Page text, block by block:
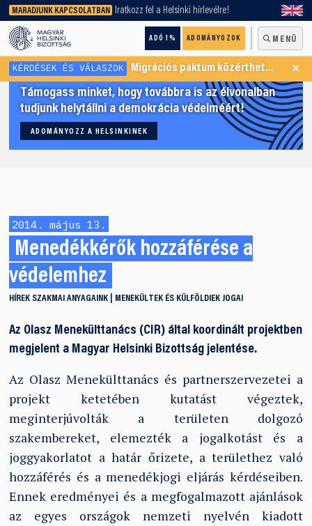
MARADJUNK KAPCSOLATBAN Iratkozz fel a Helsinki hírlevélre!
ADÓ 1% ADOMÁNYOZOK MENÜ
keresőnket!
KÉRDÉSEK ÉS VÁLASZOK Migrációs paktum közérthetően ×
Támogass minket, hogy továbbra is az élvonalban
tudjunk helytállni a demokrácia védelméért!
ADOMÁNYOZZ A HELSINKINEK
2014. május 13.
Menedékkérők hozzáférése a
védelemhez
HÍREK SZAKMAI ANYAGAINK MENEKÜLTEK ÉS KÜLFÖLDIEK JOGAI
Az Olasz Menekülttanács (CIR) által koordinált projektben
megjelent a Magyar Helsinki Bizottság jelentése.
Az Olasz Menekülttanács és partnerszervezetei a
projekt ketetében kutatást végeztek,
meginterjúvolták a területen dolgozó
szakembereket, elemezték a jogalkotást és a
joggyakorlatot a határ őrizete, a területhez való
hozzáférés és a menedékjogi eljárás kérdéseiben.
Ennek eredményei és a megfogalmazott ajánlások
az egyes országok nemzeti nyelvén kiadott